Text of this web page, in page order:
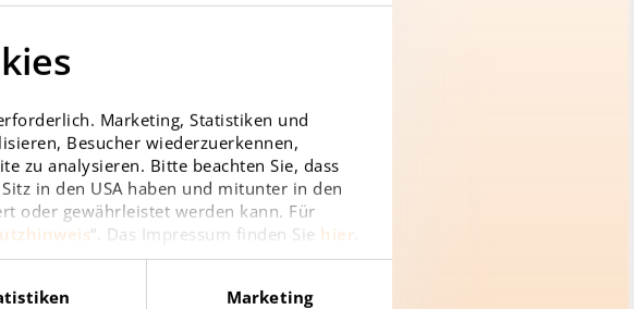
Marketing, Statistiken und
Besucher wiederzuerkennen,
zu analysieren. Bitte beachten Sie, dass
in den USA haben und mitunter in den
oder gewährleistet werden kann. Für
“. Das Impressum finden Sie hier
Marketing